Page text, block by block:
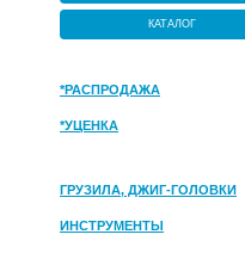
КАТАЛОГ
*РАСПРОДАЖА
*УЦЕНКА
ГРУЗИЛА, ДЖИГ-ГОЛОВКИ
ИНСТРУМЕНТЫ